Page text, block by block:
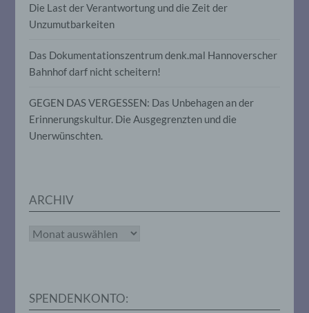
Die Last der Verantwortung und die Zeit der
Unzumutbarkeiten
Das Dokumentationszentrum denk.mal Hannoverscher
Bahnhof darf nicht scheitern!
GEGEN DAS VERGESSEN: Das Unbehagen an der
Erinnerungskultur. Die Ausgegrenzten und die
Unerwünschten.
ARCHIV
Archiv
SPENDENKONTO:
insbesondere, um Aspekte bezüglich
Arbeitsleistung, wirtschaftlicher Lage,
Gesundheit, persönlicher Vorlieben,
Aufenthaltsort oder Ortswechsel dieser
natürlichen Person zu analysieren oder
f) Pseudonymisierung
ohne Hinzuziehung zusätzlicher
Informationen nicht mehr einer
zugeordnet werden können, sofern diese
personenbezogenen Daten nicht einer
identifizierten oder identifizierbaren